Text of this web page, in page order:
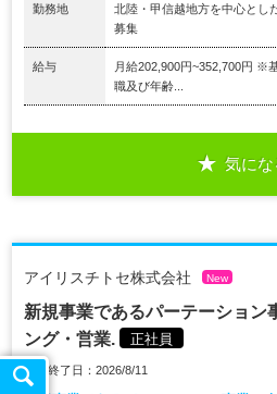
勤務地
北陸・甲信越地方を中心とし
募集
給与
月給202,900円~352,700円 ※
職及び年齢...
気にな
アイリスチトセ株式会社 New
新規事業であるパーテーション
ング・営業.
正社員
掲載終了日：2026/8/11